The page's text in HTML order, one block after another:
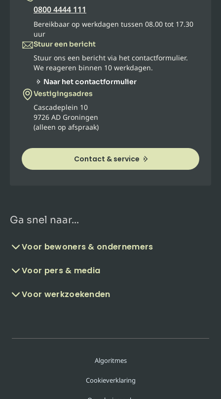
0800 4444 111
Bereikbaar op werkdagen tussen 08.00 tot 17.30
uur
Stuur een bericht
Stuur ons een bericht via het contactformulier.
We reageren binnen 10 werkdagen.
Naar het contactformulier
Vestigingsadres
Cascadeplein 10
9726 AD Groningen
(alleen op afspraak)
Contact & service
Ga snel naar...
Voor bewoners & ondernemers
Voor pers & media
Voor werkzoekenden
Algoritmes
Cookieverklaring